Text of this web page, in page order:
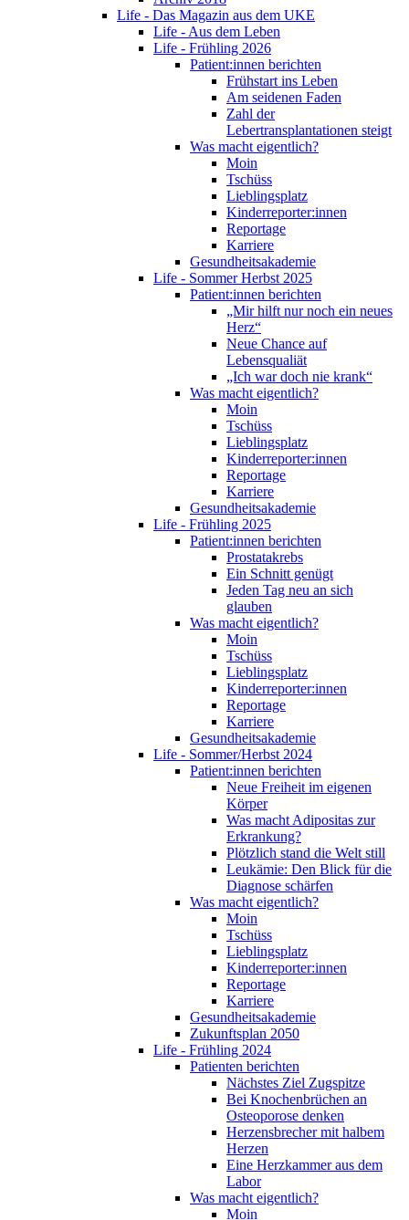
Life - Das Magazin aus dem UKE
Life - Aus dem Leben
Life - Frühling 2026
Patient:innen berichten
Frühstart ins Leben
Am seidenen Faden
Zahl der
Lebertransplantationen steigt
Was macht eigentlich?
Moin
Tschüss
Lieblingsplatz
Kinderreporter:innen
Reportage
Karriere
Gesundheitsakademie
Life - Sommer Herbst 2025
Patient:innen berichten
„Mir hilft nur noch ein neues
Herz“
Neue Chance auf
Lebensqualiät
„Ich war doch nie krank“
Was macht eigentlich?
Moin
Tschüss
Lieblingsplatz
Kinderreporter:innen
Reportage
Karriere
Gesundheitsakademie
Life - Frühling 2025
Patient:innen berichten
Prostatakrebs
Ein Schnitt genügt
Jeden Tag neu an sich
glauben
Was macht eigentlich?
Moin
Tschüss
Lieblingsplatz
Kinderreporter:innen
Reportage
Karriere
Gesundheitsakademie
Life - Sommer/Herbst 2024
Patient:innen berichten
Neue Freiheit im eigenen
Körper
Was macht Adipositas zur
Erkrankung?
Plötzlich stand die Welt still
Leukämie: Den Blick für die
Diagnose schärfen
Was macht eigentlich?
Moin
Tschüss
Lieblingsplatz
Kinderreporter:innen
Reportage
Karriere
Gesundheitsakademie
Zukunftsplan 2050
Life - Frühling 2024
Patienten berichten
Nächstes Ziel Zugspitze
Bei Knochenbrüchen an
Osteoporose denken
Herzensbrecher mit halbem
Herzen
Eine Herzkammer aus dem
Labor
Was macht eigentlich?
Moin